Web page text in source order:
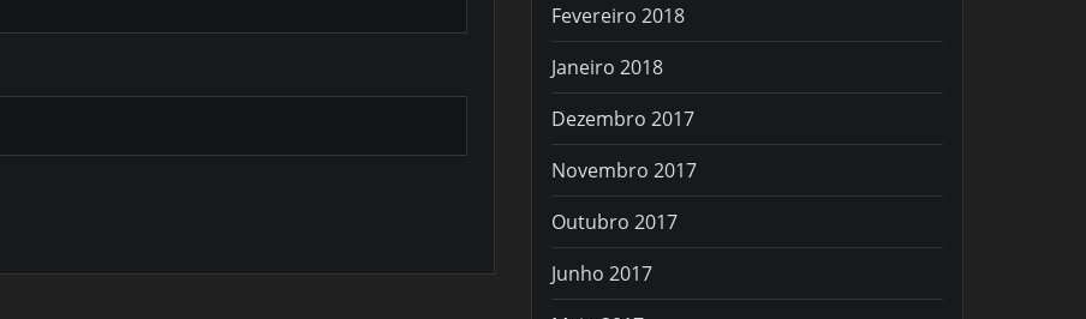
Fevereiro 2018
Janeiro 2018
Dezembro 2017
Novembro 2017
Outubro 2017
Junho 2017